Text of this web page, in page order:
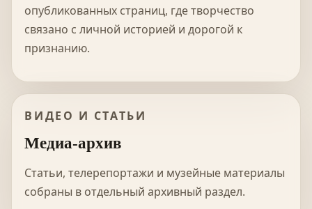
опубликованных страниц, где творчество
связано с личной историей и дорогой к
признанию.
ВИДЕО И СТАТЬИ
Медиа-архив
Статьи, телерепортажи и музейные материалы
собраны в отдельный архивный раздел.